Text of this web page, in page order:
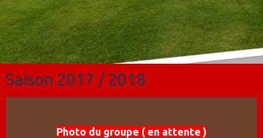
Saison 2017 / 2018
Photo du groupe ( en attente )